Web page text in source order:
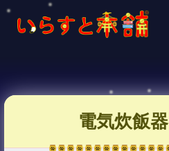
電気炊飯器